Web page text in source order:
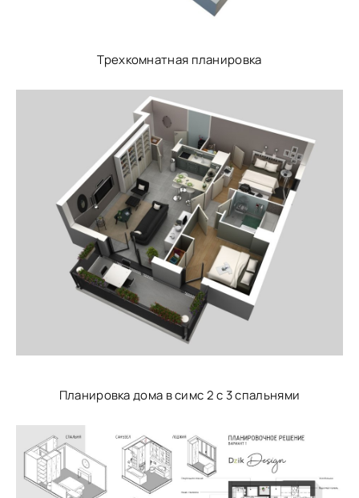
Трехкомнатная планировка
Планировка дома в симс 2 с 3 спальнями